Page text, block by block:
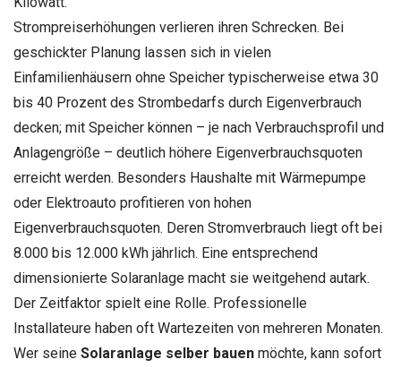
Strompreiserhöhungen verlieren ihren Schrecken. Bei
geschickter Planung lassen sich in vielen
Einfamilienhäusern ohne Speicher typischerweise etwa 30
bis 40 Prozent des Strombedarfs durch Eigenverbrauch
decken; mit Speicher können – je nach Verbrauchsprofil und
Anlagengröße – deutlich höhere Eigenverbrauchsquoten
erreicht werden. Besonders Haushalte mit Wärmepumpe
oder Elektroauto profitieren von hohen
Eigenverbrauchsquoten. Deren Stromverbrauch liegt oft bei
8.000 bis 12.000 kWh jährlich. Eine entsprechend
dimensionierte Solaranlage macht sie weitgehend autark.
Der Zeitfaktor spielt eine Rolle. Professionelle
Installateure haben oft Wartezeiten von mehreren Monaten.
Wer seine Solaranlage selber bauen möchte, kann sofort